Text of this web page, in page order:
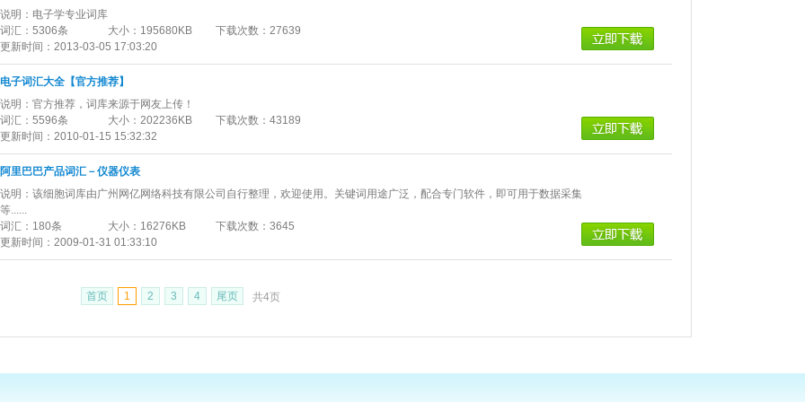
说明： 电子学专业词库
词汇： 5306条 大小： 195680KB 下载次数： 27639
更新时间： 2013-03-05 17:03:20
电子词汇大全【官方推荐】
说明： 官方推荐，词库来源于网友上传！
词汇： 5596条 大小： 202236KB 下载次数： 43189
更新时间： 2010-01-15 15:32:32
阿里巴巴产品词汇－仪器仪表
说明： 该细胞词库由广州网亿网络科技有限公司自行整理，欢迎使用。关键词用途广泛，配合专门软件，即可用于数据采集
等......
词汇： 180条 大小： 16276KB 下载次数： 3645
更新时间： 2009-01-31 01:33:10
首页 1 2 3 4 尾页 共4页